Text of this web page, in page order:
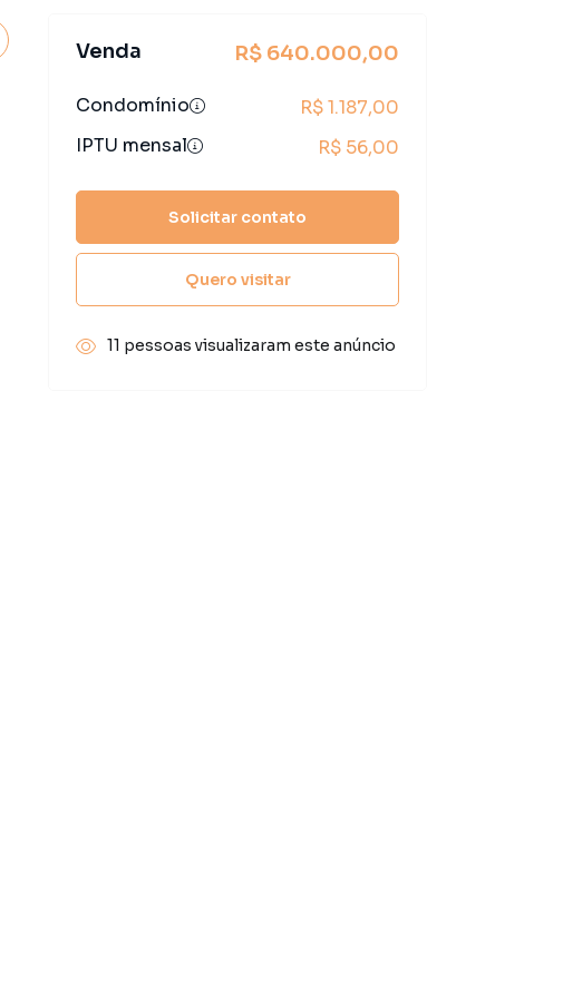
Venda R$ 640.000,00
Condomínio
R$ 1.187,00
IPTU mensal
R$ 56,00
Solicitar contato
Quero visitar
11 pessoas visualizaram este anúncio